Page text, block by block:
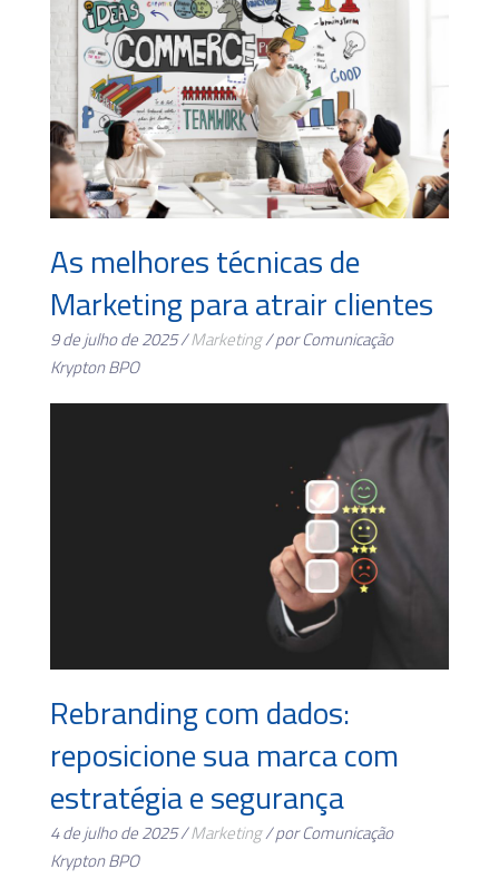
As melhores técnicas de
Marketing para atrair clientes
9 de julho de 2025 /Marketing/ por Comunicação
Krypton BPO
Rebranding com dados:
reposicione sua marca com
estratégia e segurança
4 de julho de 2025 /Marketing/ por Comunicação
Krypton BPO